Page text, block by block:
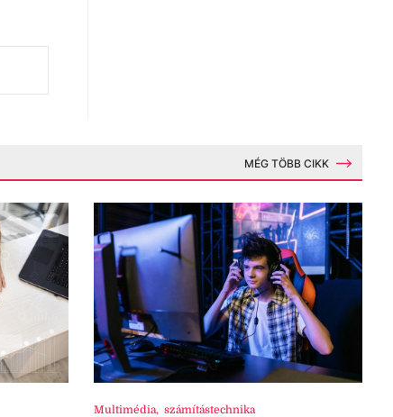
MÉG TÖBB CIKK
Multimédia, számítástechnika